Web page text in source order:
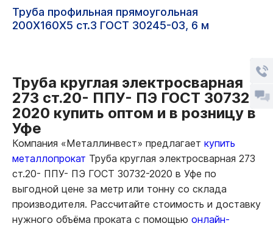
Труба профильная прямоугольная
200Х160Х5 ст.3 ГОСТ 30245-03, 6 м
Труба круглая электросварная
273 ст.20- ППУ- ПЭ ГОСТ 30732-
2020 купить оптом и в розницу в
Уфе
Компания «Металлинвест» предлагает купить
металлопрокат Труба круглая электросварная 273
ст.20- ППУ- ПЭ ГОСТ 30732-2020 в Уфе по
выгодной цене за метр или тонну со склада
производителя. Рассчитайте стоимость и доставку
нужного объёма проката с помощью онлайн-